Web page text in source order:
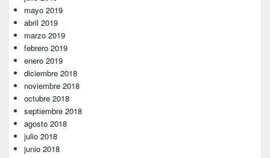
mayo 2019
abril 2019
marzo 2019
febrero 2019
enero 2019
diciembre 2018
noviembre 2018
octubre 2018
septiembre 2018
agosto 2018
julio 2018
junio 2018